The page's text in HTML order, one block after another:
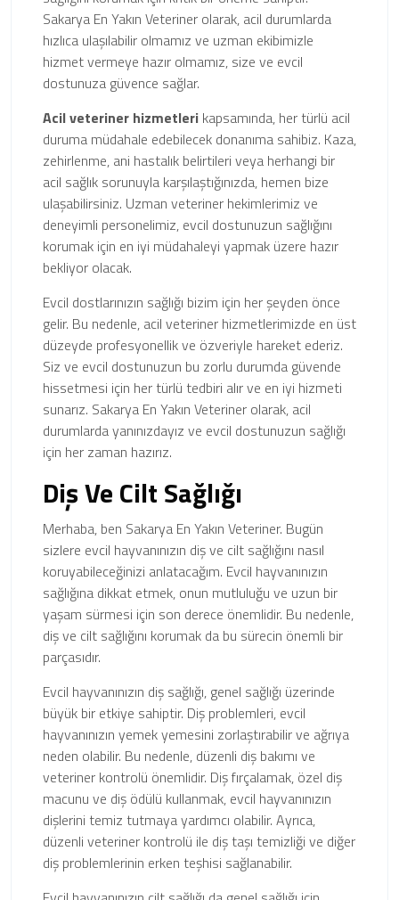
Sakarya En Yakın Veteriner olarak, acil durumlarda
hızlıca ulaşılabilir olmamız ve uzman ekibimizle
hizmet vermeye hazır olmamız, size ve evcil
dostunuza güvence sağlar.
Acil veteriner hizmetleri kapsamında, her türlü acil
duruma müdahale edebilecek donanıma sahibiz. Kaza,
zehirlenme, ani hastalık belirtileri veya herhangi bir
acil sağlık sorunuyla karşılaştığınızda, hemen bize
ulaşabilirsiniz. Uzman veteriner hekimlerimiz ve
deneyimli personelimiz, evcil dostunuzun sağlığını
korumak için en iyi müdahaleyi yapmak üzere hazır
bekliyor olacak.
Evcil dostlarınızın sağlığı bizim için her şeyden önce
gelir. Bu nedenle, acil veteriner hizmetlerimizde en üst
düzeyde profesyonellik ve özveriyle hareket ederiz.
Siz ve evcil dostunuzun bu zorlu durumda güvende
hissetmesi için her türlü tedbiri alır ve en iyi hizmeti
sunarız. Sakarya En Yakın Veteriner olarak, acil
durumlarda yanınızdayız ve evcil dostunuzun sağlığı
için her zaman hazırız.
Diş Ve Cilt Sağlığı
Merhaba, ben Sakarya En Yakın Veteriner. Bugün
sizlere evcil hayvanınızın diş ve cilt sağlığını nasıl
koruyabileceğinizi anlatacağım. Evcil hayvanınızın
sağlığına dikkat etmek, onun mutluluğu ve uzun bir
yaşam sürmesi için son derece önemlidir. Bu nedenle,
diş ve cilt sağlığını korumak da bu sürecin önemli bir
parçasıdır.
Evcil hayvanınızın diş sağlığı, genel sağlığı üzerinde
büyük bir etkiye sahiptir. Diş problemleri, evcil
hayvanınızın yemek yemesini zorlaştırabilir ve ağrıya
neden olabilir. Bu nedenle, düzenli diş bakımı ve
veteriner kontrolü önemlidir. Diş fırçalamak, özel diş
macunu ve diş ödülü kullanmak, evcil hayvanınızın
dişlerini temiz tutmaya yardımcı olabilir. Ayrıca,
düzenli veteriner kontrolü ile diş taşı temizliği ve diğer
diş problemlerinin erken teşhisi sağlanabilir.